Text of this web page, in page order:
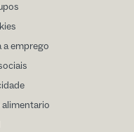
a emprego